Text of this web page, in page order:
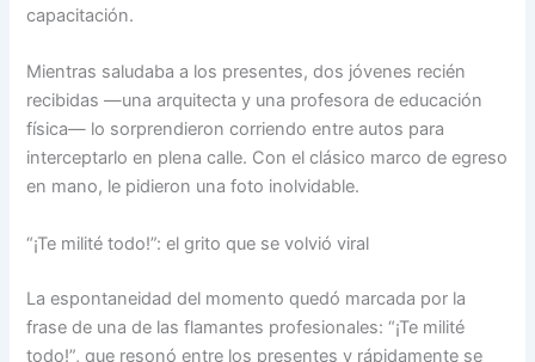
capacitación.
Mientras saludaba a los presentes, dos jóvenes recién
recibidas —una arquitecta y una profesora de educación
física— lo sorprendieron corriendo entre autos para
interceptarlo en plena calle. Con el clásico marco de egreso
en mano, le pidieron una foto inolvidable.
“¡Te milité todo!”: el grito que se volvió viral
La espontaneidad del momento quedó marcada por la
frase de una de las flamantes profesionales: “¡Te milité
todo!”, que resonó entre los presentes y rápidamente se